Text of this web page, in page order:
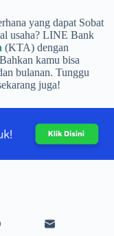
yang dapat Sobat
usaha? LINE Bank
(KTA) dengan
kamu bisa
bulanan. Tunggu
juga!